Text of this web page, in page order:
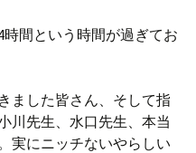
間という時間が過ぎてお
ました皆さん、そして指
川先生、水口先生、本当
実にニッチないやらしい